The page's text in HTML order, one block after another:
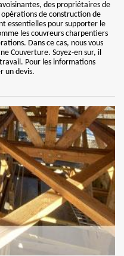
des propriétaires de
de construction de
essentielles pour supporter le
les couvreurs charpentiers
Dans ce cas, nous vous
Couverture. Soyez-en sur, il
Pour les informations
un devis.